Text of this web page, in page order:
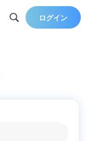
ログイン